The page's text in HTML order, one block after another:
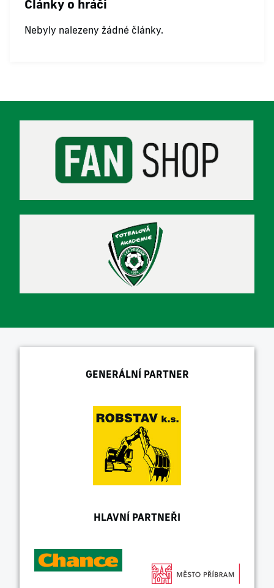
Články o hráči
Nebyly nalezeny žádné články.
GENERÁLNÍ PARTNER
HLAVNÍ PARTNEŘI